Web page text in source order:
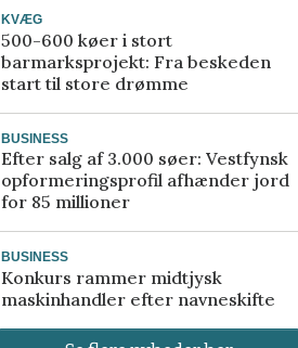
KVÆG
500-600 køer i stort
barmarksprojekt: Fra beskeden
start til store drømme
BUSINESS
Efter salg af 3.000 søer: Vestfynsk
opformeringsprofil afhænder jord
for 85 millioner
BUSINESS
Konkurs rammer midtjysk
maskinhandler efter navneskifte